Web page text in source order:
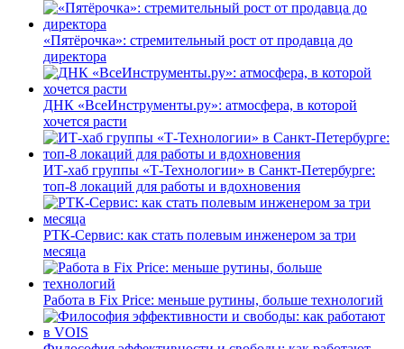
«Пятёрочка»: стремительный рост от продавца до
директора
ДНК «ВсеИнструменты.ру»: атмосфера, в которой
хочется расти
ИТ-хаб группы «Т-Технологии» в Санкт-Петербурге:
топ-8 локаций для работы и вдохновения
РТК-Сервис: как стать полевым инженером за три
месяца
Работа в Fix Price: меньше рутины, больше технологий